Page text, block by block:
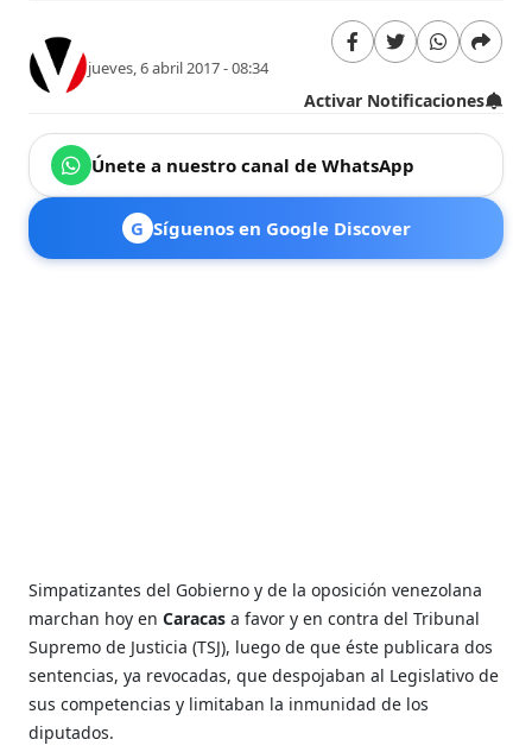
jueves, 6 abril 2017 - 08:34
Activar Notificaciones
Únete a nuestro canal de WhatsApp
G Síguenos en Google Discover
Simpatizantes del Gobierno y de la oposición venezolana
marchan hoy enCaracasa favor y en contra del Tribunal
Supremo de Justicia (TSJ), luego de que éste publicara dos
sentencias, ya revocadas, que despojaban al Legislativo de
sus competencias y limitaban la inmunidad de los
diputados.